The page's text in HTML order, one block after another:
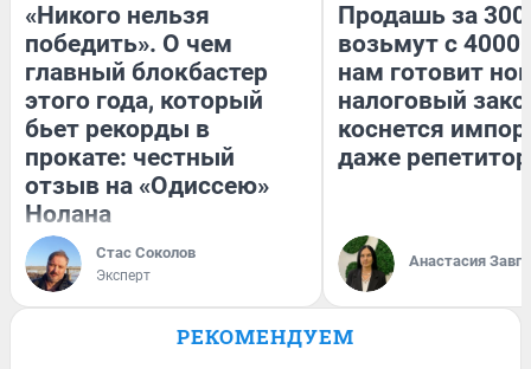
«Никого нельзя
победить». О чем
главный блокбастер
этого года, который
бьет рекорды в
прокате: честный
отзыв на «Одиссею»
Нолана
Стас Соколов
Эксперт
Продашь за
возьмут с
нам готовит
налоговый
коснется
даже
Анастасия
РЕКОМЕНДУЕМ